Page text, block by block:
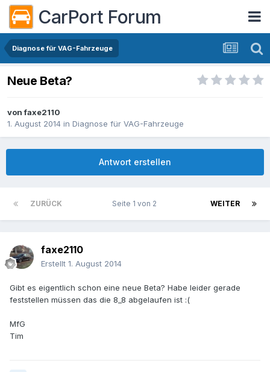
CarPort Forum
Diagnose für VAG-Fahrzeuge
Neue Beta?
vonfaxe2110
1. August 2014 in Diagnose für VAG-Fahrzeuge
Antwort erstellen
ZURÜCK WEITER
Seite 1 von 2
faxe2110
Erstellt 1. August 2014
Gibt es eigentlich schon eine neue Beta? Habe leider gerade
feststellen müssen das die 8_8 abgelaufen ist :(
MfG
Tim